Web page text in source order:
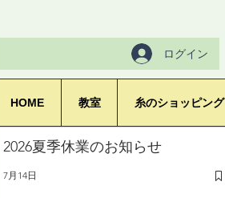
ログイン
HOME 教室 糸のショッピング
2026夏季休業のお知らせ
7月14日